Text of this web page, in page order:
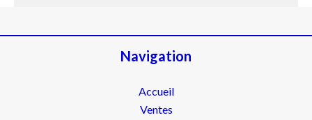
Navigation
Accueil
Ventes